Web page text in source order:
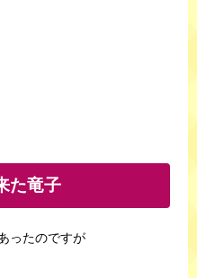
た竜子
ったのですが